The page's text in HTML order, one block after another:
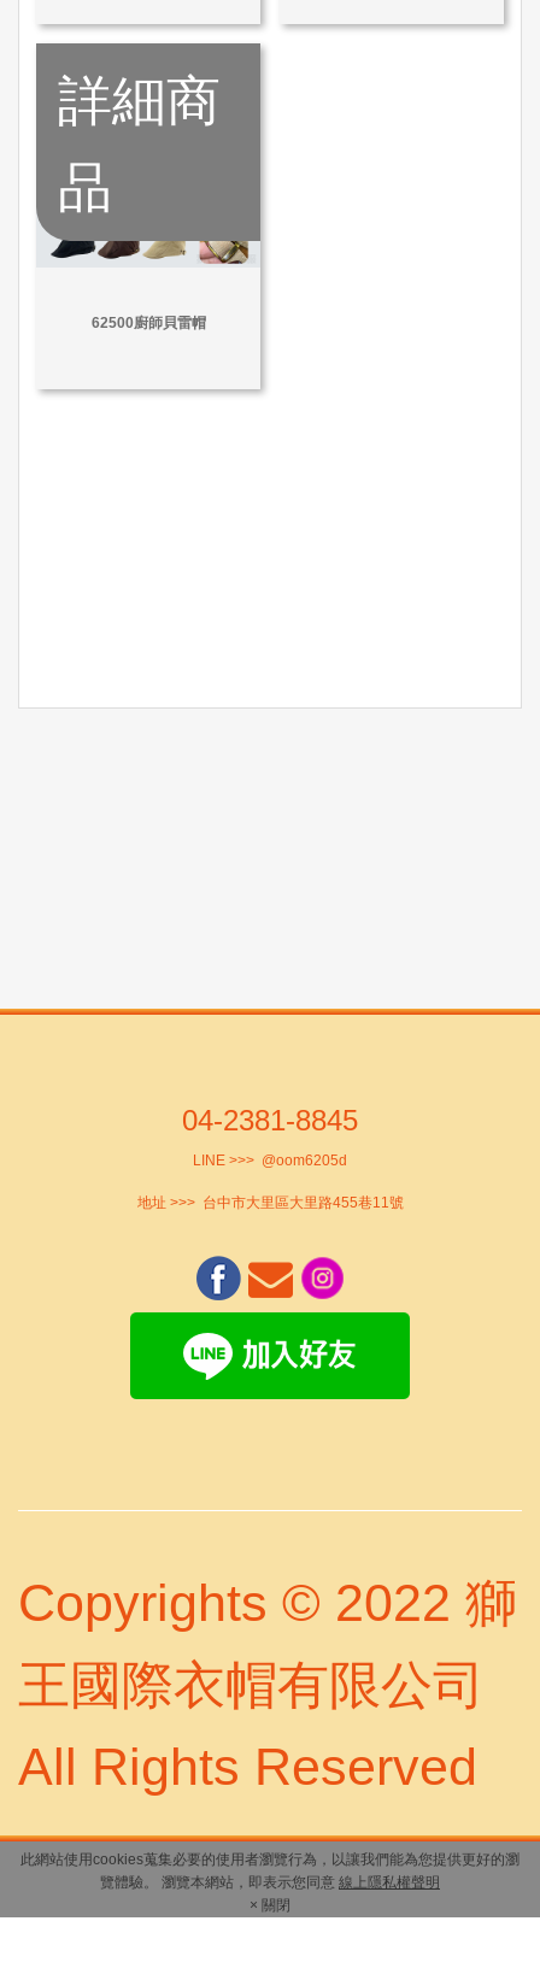
詳細商
品
62500廚師貝雷帽
04-2381-8845
LINE >>> @oom6205d
地址 >>> 台中市大里區大里路455巷11號
Copyrights © 2022 獅
王國際衣帽有限公司
All Rights Reserved
此網站使用cookies蒐集必要的使用者瀏覽行為，以讓我們能為您提供更好的瀏
覽體驗。 瀏覽本網站，即表示您同意 線上隱私權聲明
× 關閉